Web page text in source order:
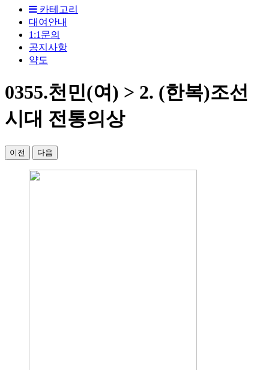
카테고리
대여안내
1:1문의
공지사항
약도
0355.천민(여) > 2. (한복)조선
시대 전통의상
이전 다음